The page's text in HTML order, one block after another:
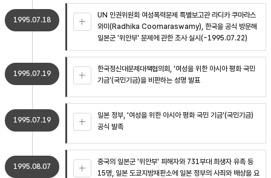
1995.07.18
UN 인권위원회 여성폭력문제 특별보고관 라디카 쿠마라스
와미(Radhika Coomaraswamy), 한국을 공식 방문해
일본군 '위안부' 문제에 관한 조사 실시(~1995.07.22)
1995.07.19
한국정신대문제대책협의회, '여성을 위한 아시아 평화 국민
기금'(국민기금)을 비판하는 성명 발표
1995.07.19
일본 정부, '여성을 위한 아시아 평화 국민 기금'(국민기금)
공식 발족
1995.08.07
중국의 일본군 '위안부' 피해자와 731부대 희생자 유족 등
15명, 일본 도쿄지방재판소에 일본 정부의 사죄와 배상을 요